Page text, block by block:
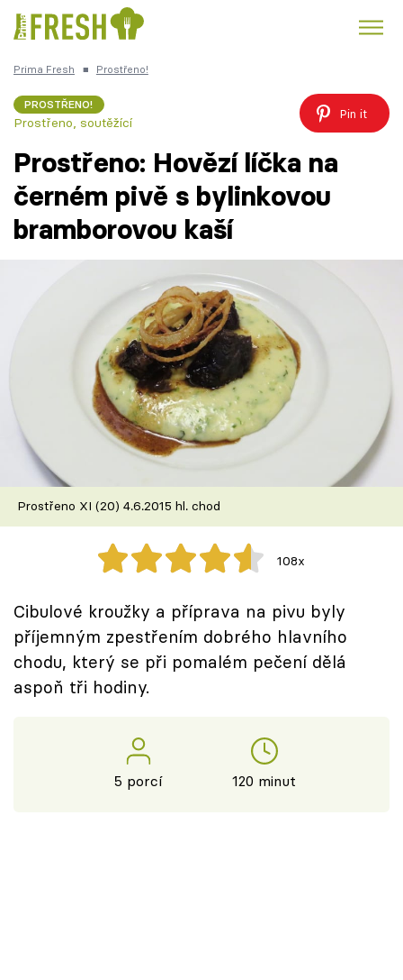
Česká kuchyně
Témata
TV Program
Škola vaření
Recepty z TV
Speciál: Cuketa
Těhotnej kuchař
Přihlášení
Prima Fresh ■ Prostřeno!
PROSTŘENO!
Prostřeno, soutěžící
Pin it
Prostřeno: Hovězí líčka na
černém pivě s bylinkovou
bramborovou kaší
Prostřeno XI (20) 4.6.2015 hl. chod
108x
Cibulové kroužky a příprava na pivu byly
příjemným zpestřením dobrého hlavního
chodu, který se při pomalém pečení dělá
aspoň tři hodiny.
5 porcí 120 minut